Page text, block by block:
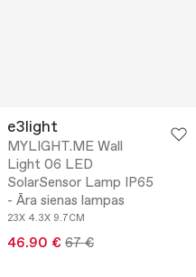
e3light
MYLIGHT.ME Wall
Light 06 LED
SolarSensor Lamp IP65
- Āra sienas lampas
23X 4.3X 9.7CM
46.90 € 67 €